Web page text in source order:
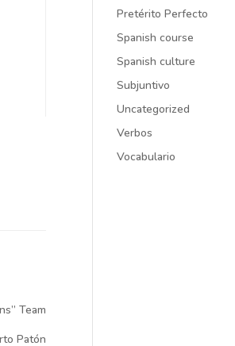
Team
Patón
Pretérito Perfecto
Spanish course
Spanish culture
Subjuntivo
Uncategorized
Verbos
Vocabulario